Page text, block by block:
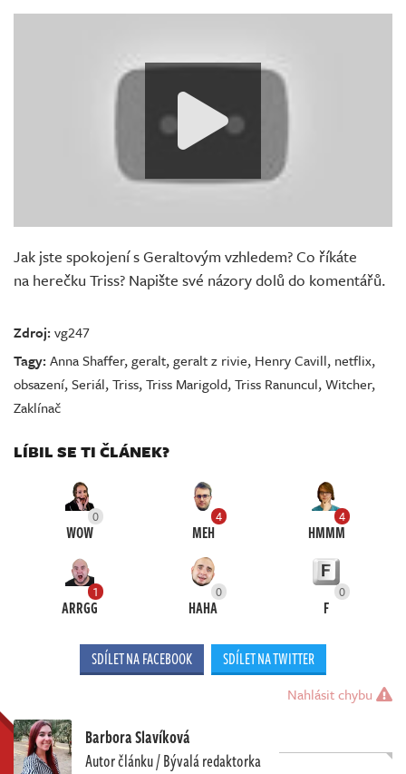
Jak jste spokojení s Geraltovým vzhledem? Co říkáte
na herečku Triss? Napište své názory dolů do komentářů.
Zdroj:vg247
Tagy:Anna Shaffer,geralt,geralt z rivie, Henry Cavill, netflix,
obsazení,Seriál,Triss,Triss Marigold,Triss Ranuncul,Witcher,
Zaklínač
LÍBIL SE TI ČLÁNEK?
0
WOW
4
MEH
4
HMMM
1
ARRGG
0
HAHA
0
F
SDÍLET NA FACEBOOK SDÍLET NA TWITTER
Nahlásit chybu
Barbora Slavíková
Autor článku / Bývalá redaktorka